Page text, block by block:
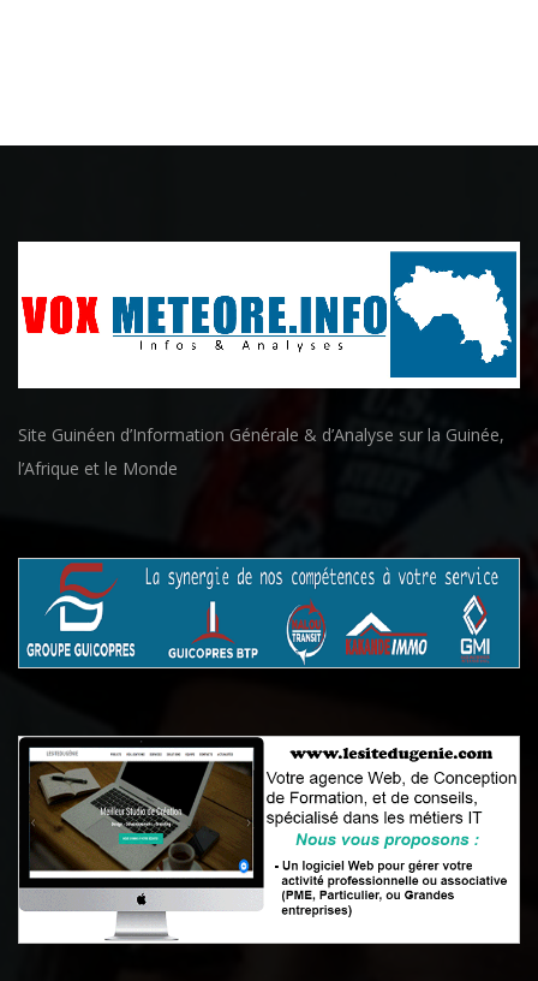
Site Guinéen d’Information Générale & d’Analyse sur la Guinée,
l’Afrique et le Monde